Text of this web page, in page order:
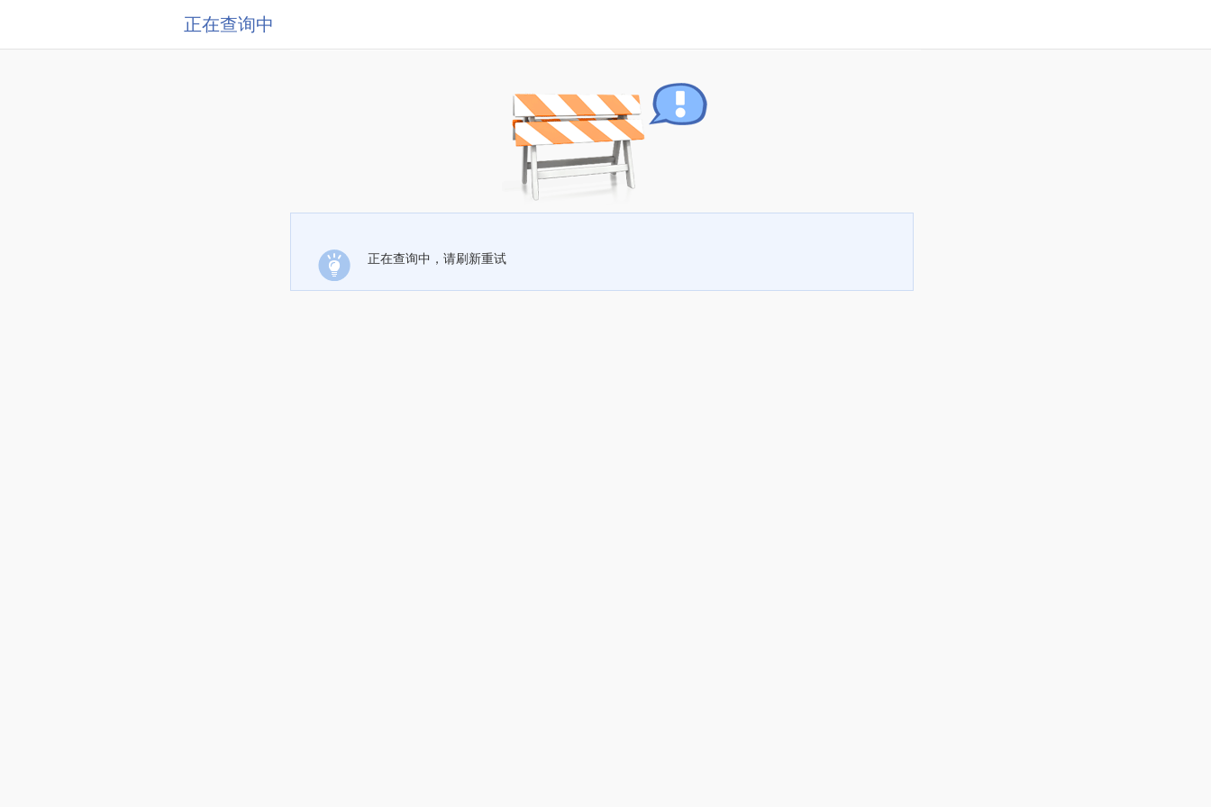
正在查询中
正在查询中，请刷新重试